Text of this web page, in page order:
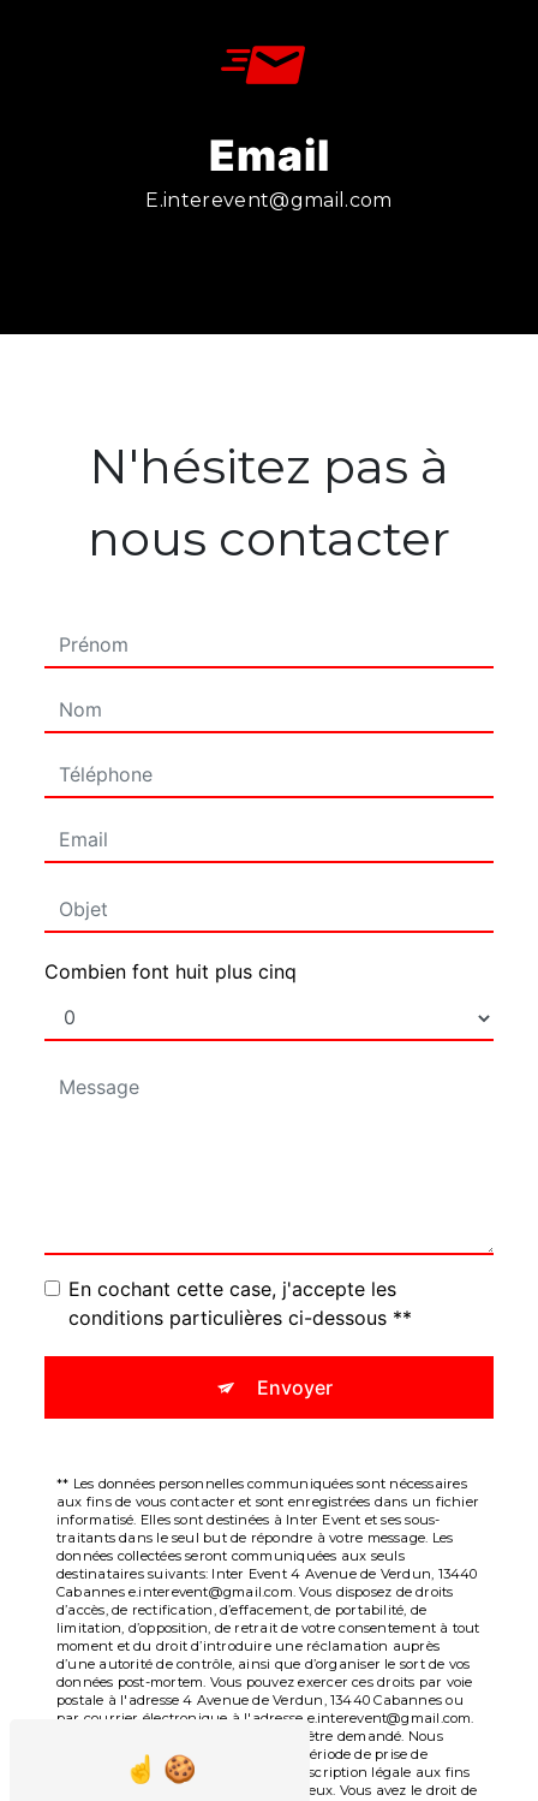
Email
e.interevent@gmail.com
N'hésitez pas à
nous contacter
Combien font huit plus cinq
En cochant cette case, j'accepte les
conditions particulières ci-dessous **
Envoyer
** Les données personnelles communiquées sont nécessaires
aux fins de vous contacter et sont enregistrées dans un fichier
informatisé. Elles sont destinées à Inter Event et ses sous-
traitants dans le seul but de répondre à votre message. Les
données collectées seront communiquées aux seuls
destinataires suivants: Inter Event 4 Avenue de Verdun, 13440
Cabannes e.interevent@gmail.com. Vous disposez de droits
d’accès, de rectification, d’effacement, de portabilité, de
limitation, d’opposition, de retrait de votre consentement à tout
moment et du droit d’introduire une réclamation auprès
d’une autorité de contrôle, ainsi que d’organiser le sort de vos
données post-mortem. Vous pouvez exercer ces droits par voie
postale à l'adresse 4 Avenue de Verdun, 13440 Cabannes ou
par courrier électronique à l'adresse e.interevent@gmail.com.
Un justificatif d'identité pourra vous être demandé. Nous
conservons vos données pendant la période de prise de
contact puis pendant la durée de prescription légale aux fins
probatoires et de gestion des contentieux. Vous avez le droit de